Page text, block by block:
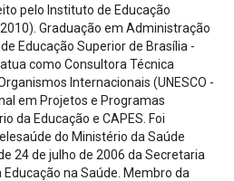
pelo Instituto de Educação
Graduação em Administração
Educação Superior de Brasília -
atua como Consultora Técnica
Internacionais (UNESCO -
em Projetos e Programas
da Educação e CAPES. Foi
do Ministério da Saúde
24 de julho de 2006 da Secretaria
na Saúde. Membro da